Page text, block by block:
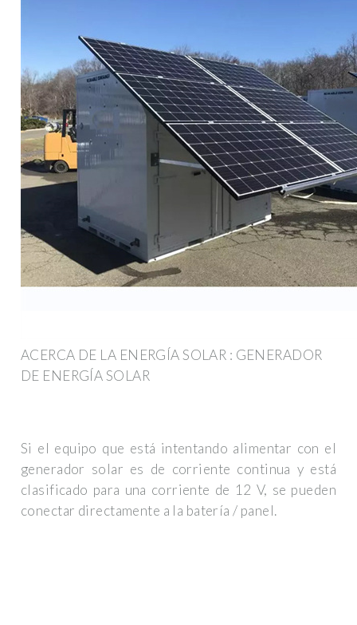
ACERCA DE LA ENERGÍA SOLAR : GENERADOR
DE ENERGÍA SOLAR
Si el equipo que está intentando alimentar con el
generador solar es de corriente continua y está
clasificado para una corriente de 12 V, se pueden
conectar directamente a la batería / panel.